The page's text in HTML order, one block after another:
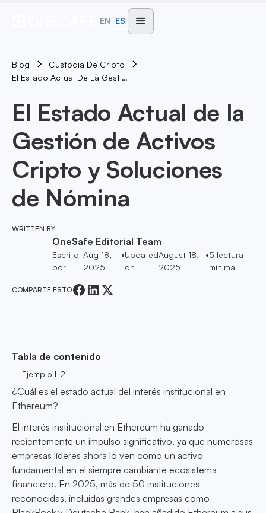
EN ES
Blog
Custodia De Cripto
El Estado Actual De La Gestión De Activos Cripto Y Soluciones De Nómina
El Estado Actual de la
Gestión de Activos
Cripto y Soluciones
de Nómina
WRITTEN BY
OneSafe Editorial Team
Escrito
por
Aug 18,
2025
•Updated
on
August 18,
2025
•5 lectura
mínima
COMPARTE ESTO
Tabla de contenido
Ejemplo H2
¿Cuál es el estado actual del interés institucional en
Ethereum?
El interés institucional en Ethereum ha ganado
recientemente un impulso significativo, ya que numerosas
empresas líderes ahora lo ven como un activo
fundamental en el siempre cambiante ecosistema
financiero. En 2025, más de 50 instituciones
reconocidas, incluidas grandes empresas como